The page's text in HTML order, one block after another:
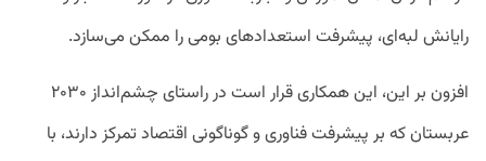
رایانش لبه‌ای، پیشرفت استعداد‌های بومی را ممکن می‌سازد.
افزون بر این، این همکاری قرار است در راستای چشم‌انداز ۲۰۳۰
عربستان که بر پیشرفت فناوری و گوناگونی اقتصاد تمرکز دارند، با